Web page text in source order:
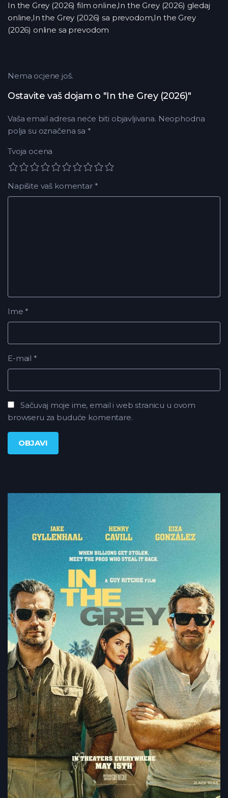
In the Grey (2026) film online,In the Grey (2026) gledaj
online,In the Grey (2026) sa prevodom,In the Grey
(2026) online sa prevodom
Ostavite vaš dojam o "In the Grey (2026)"
Vaša email adresa neće biti objavljivana. Neophodna
polja su označena sa *
Tvoja ocena
Napišite vaš komentar *
Ime *
E-mail *
Sačuvaj moje ime, email i web stranicu u ovom
browseru za buduće komentare.
Nema ocjene još.